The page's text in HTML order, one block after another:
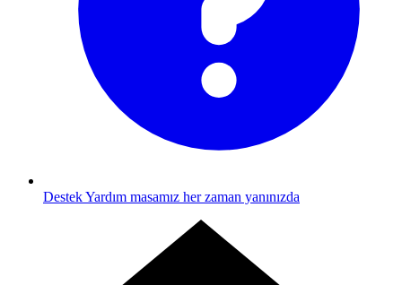
DestekYardım masamız her zaman yanınızda